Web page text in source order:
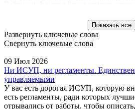
Способы контроля Запуск
методология управления проектами
командой Вебинар Инструменты УП
Контроль качества Конференция РМО
Методология
Трекинг проектов
Управление портфелем Управление
Показать все
Развернуть ключевые слова
Свернуть ключевые слова
09 Июл 2026
Ни ИСУП, ни регламенты.
управляемыми
У вас есть дорогая ИСУП, которую
есть регламенты, ради которых
отрывались от работы, чтобы